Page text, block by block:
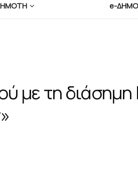
e-
με τη διάσημη